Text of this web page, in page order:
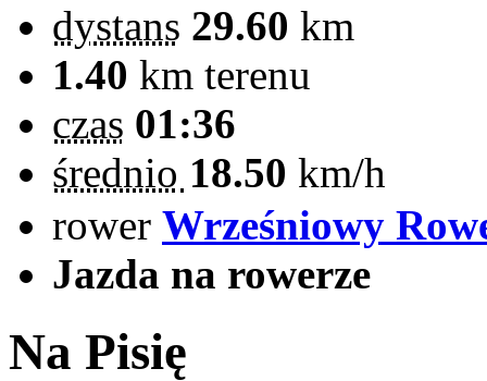
dystans 29.60 km
1.40 km terenu
czas 01:36
średnio 18.50 km/h
rower Wrześniowy
Jazda na rowerze
Na Pisię